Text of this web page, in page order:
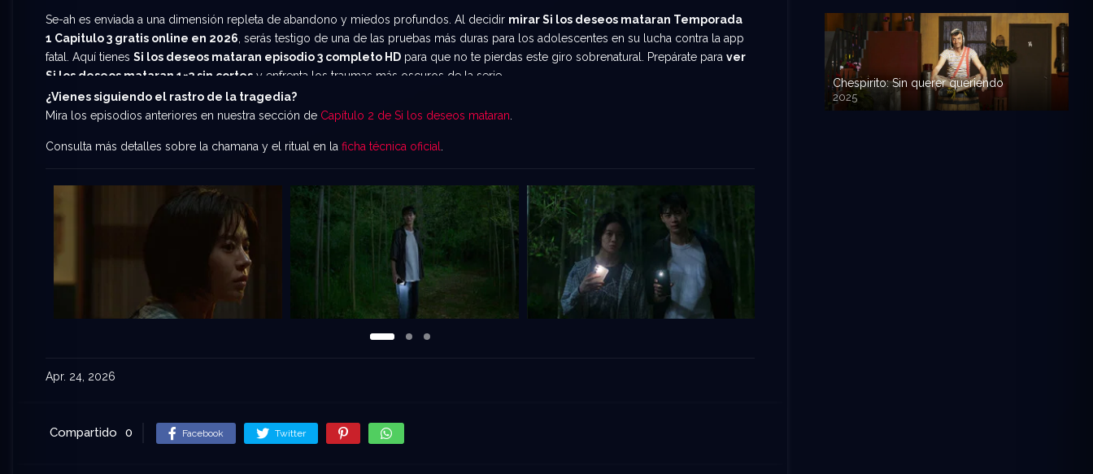
Se-ah es enviada a una dimensión repleta de abandono y miedos profundos. Al decidir mirar Si los deseos mataran Temporada
1 Capitulo 3 gratis online en 2026, serás testigo de una de las pruebas más duras para los adolescentes en su lucha contra la app
fatal. Aquí tienes Si los deseos mataran episodio 3 completo HD para que no te pierdas este giro sobrenatural. Prepárate para ver
Si los deseos mataran 1×3 sin cortes y enfrenta los traumas más oscuros de la serie.
¿Vienes siguiendo el rastro de la tragedia?
Mira los episodios anteriores en nuestra sección de Capítulo 2 de Si los deseos mataran.
Consulta más detalles sobre la chamana y el ritual en la ficha técnica oficial.
Apr. 24, 2026
Compartido 0 Facebook Twitter
Chespirito: Sin querer queriendo
2025